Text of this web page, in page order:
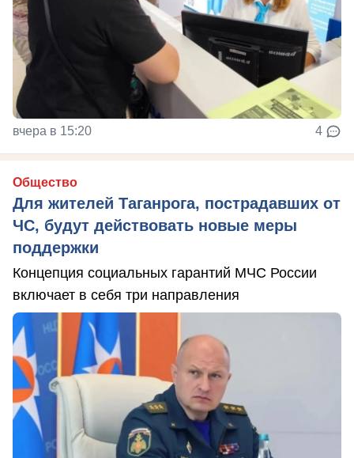
вчера в 15:20 4
Общество
Для жителей Таганрога, пострадавших от
ЧС, будут действовать новые меры
поддержки
Концепция социальных гарантий МЧС России
включает в себя три направления